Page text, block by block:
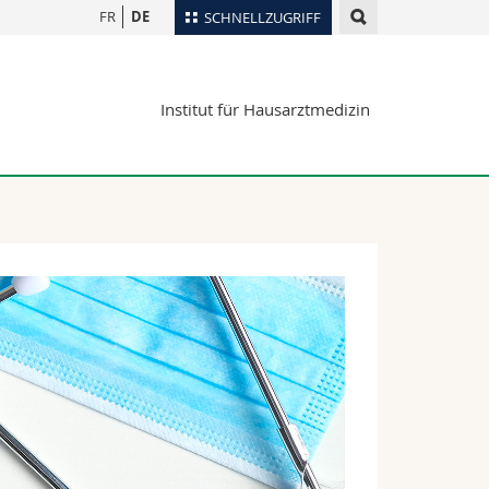
SCHNELLZUGRIFF
Ortsplan
Webmail
FR DE
Institut für Hausarztmedizin